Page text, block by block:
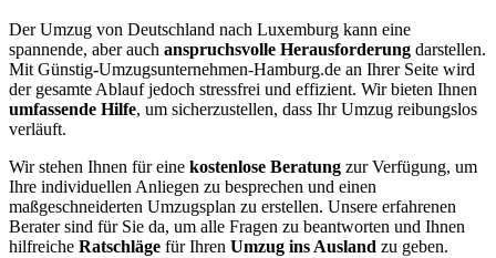
Der Umzug von Deutschland nach Luxemburg kann eine
spannende, aber auch anspruchsvolle Herausforderung darstellen.
Mit Günstig-Umzugsunternehmen-Hamburg.de an Ihrer Seite wird
der gesamte Ablauf jedoch stressfrei und effizient. Wir bieten Ihnen
umfassende Hilfe, um sicherzustellen, dass Ihr Umzug reibungslos
verläuft.
Wir stehen Ihnen für eine kostenlose Beratung zur Verfügung, um
Ihre individuellen Anliegen zu besprechen und einen
maßgeschneiderten Umzugsplan zu erstellen. Unsere erfahrenen
Berater sind für Sie da, um alle Fragen zu beantworten und Ihnen
hilfreiche Ratschläge für Ihren Umzug ins Ausland zu geben.